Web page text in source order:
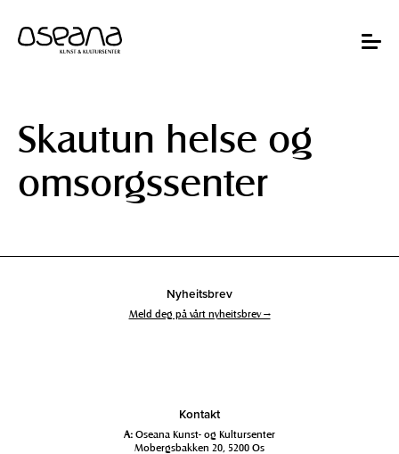
innhold
navigasjon
Toggle
Skautun helse og
omsorgssenter
Nyheitsbrev
Meld deg på vårt nyheitsbrev →
Kontakt
A: Oseana Kunst- og Kultursenter
Mobergsbakken 20, 5200 Os